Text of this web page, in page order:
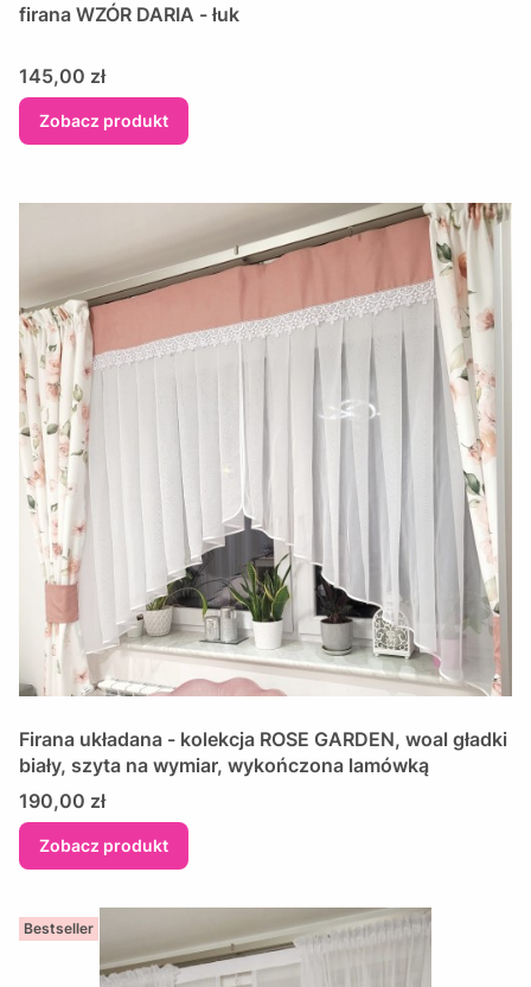
firana WZÓR DARIA - łuk
Cena
145,00 zł
Zobacz produkt
Firana układana - kolekcja ROSE GARDEN, woal gładki
biały, szyta na wymiar, wykończona lamówką
Cena
190,00 zł
Zobacz produkt
Bestseller